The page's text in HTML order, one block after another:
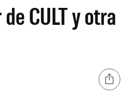
CULT y otra